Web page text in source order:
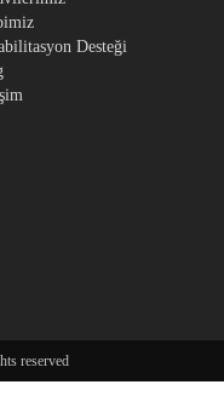
Desteği
reserved